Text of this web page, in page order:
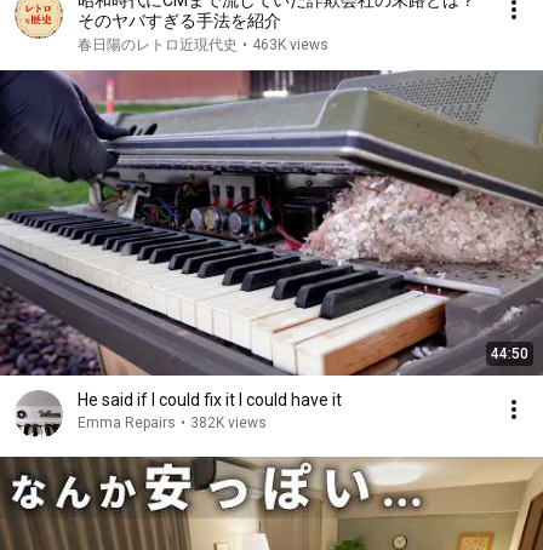
そのヤバすぎる手法を紹介
春日陽のレトロ近現代史 • 463K views
44:50
He said if I could fix it I could have it
Emma Repairs • 382K views